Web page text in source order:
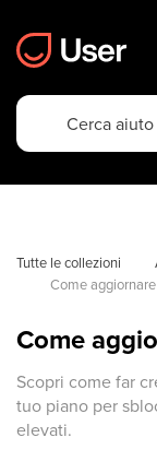
Tutte le collezioni
Come
Come
Scopri come far
tuo piano per
elevati.